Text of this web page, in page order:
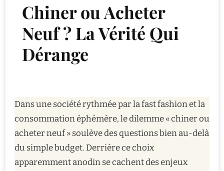
Chiner ou Acheter
Neuf ? La Vérité Qui
Dérange
Dans une société rythmée par la fast fashion et la
consommation éphémère, le dilemme « chiner ou
acheter neuf » soulève des questions bien au-delà
du simple budget. Derrière ce choix
apparemment anodin se cachent des enjeux